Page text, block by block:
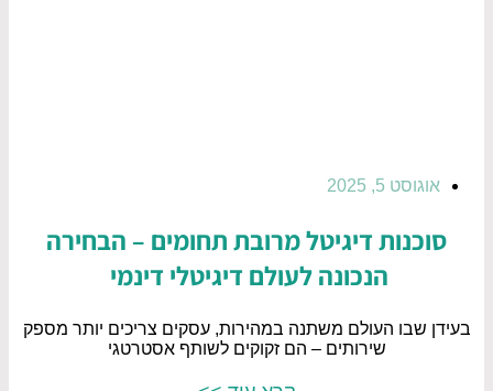
אוגוסט 5, 2025
סוכנות דיגיטל מרובת תחומים – הבחירה
הנכונה לעולם דיגיטלי דינמי
בעידן שבו העולם משתנה במהירות, עסקים צריכים יותר מספק
שירותים – הם זקוקים לשותף אסטרטגי